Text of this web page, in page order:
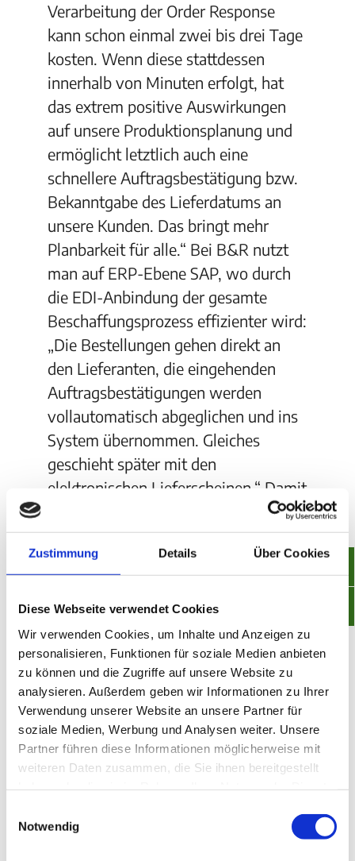
Zustimmung Details Über Cookies
Diese Webseite verwendet Cookies
Wir verwenden Cookies, um Inhalte und Anzeigen zu
personalisieren, Funktionen für soziale Medien anbieten
zu können und die Zugriffe auf unsere Website zu
analysieren. Außerdem geben wir Informationen zu Ihrer
Verwendung unserer Website an unsere Partner für
soziale Medien, Werbung und Analysen weiter. Unsere
Partner führen diese Informationen möglicherweise mit
weiteren Daten zusammen, die Sie ihnen bereitgestellt
Notwendig
Verarbeitung der Order Response
kann schon einmal zwei bis drei Tage
kosten. Wenn diese stattdessen
innerhalb von Minuten erfolgt, hat
das extrem positive Auswirkungen
auf unsere Produktionsplanung und
ermöglicht letztlich auch eine
schnellere Auftragsbestätigung bzw.
Bekanntgabe des Lieferdatums an
unsere Kunden. Das bringt mehr
Planbarkeit für alle.“ Bei B&R nutzt
man auf ERP-Ebene SAP, wo durch
die EDI-Anbindung der gesamte
Beschaffungsprozess effizienter wird:
„Die Bestellungen gehen direkt an
den Lieferanten, die eingehenden
Auftragsbestätigungen werden
vollautomatisch abgeglichen und ins
System übernommen. Gleiches
geschieht später mit den
elektronischen Lieferscheinen.“ Damit
nimmt EDI neben eProcurement-
Software in der Business-
Automatisierung eine zentrale
Position ein.